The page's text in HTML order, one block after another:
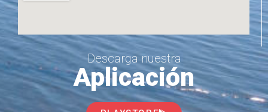
Descarga nuestra
Aplicación